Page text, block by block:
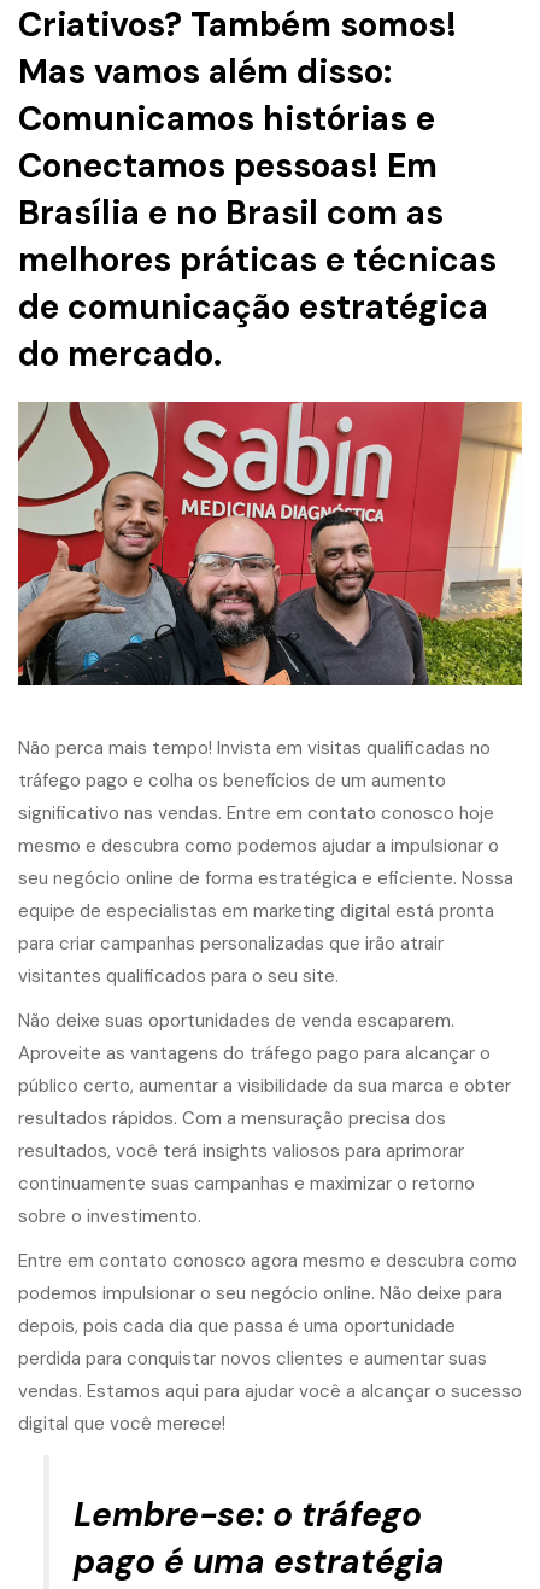
Criativos? Também somos!
Mas vamos além disso:
Comunicamos histórias e
Conectamos pessoas! Em
Brasília e no Brasil com as
melhores práticas e técnicas
de comunicação estratégica
do mercado.
Não perca mais tempo! Invista em visitas qualificadas no
tráfego pago e colha os benefícios de um aumento
significativo nas vendas. Entre em contato conosco hoje
mesmo e descubra como podemos ajudar a impulsionar o
seu negócio online de forma estratégica e eficiente. Nossa
equipe de especialistas em marketing digital está pronta
para criar campanhas personalizadas que irão atrair
visitantes qualificados para o seu site.
Não deixe suas oportunidades de venda escaparem.
Aproveite as vantagens do tráfego pago para alcançar o
público certo, aumentar a visibilidade da sua marca e obter
resultados rápidos. Com a mensuração precisa dos
resultados, você terá insights valiosos para aprimorar
continuamente suas campanhas e maximizar o retorno
sobre o investimento.
Entre em contato conosco agora mesmo e descubra como
podemos impulsionar o seu negócio online. Não deixe para
depois, pois cada dia que passa é uma oportunidade
perdida para conquistar novos clientes e aumentar suas
vendas. Estamos aqui para ajudar você a alcançar o sucesso
digital que você merece!
Lembre-se: o tráfego
pago é uma estratégia